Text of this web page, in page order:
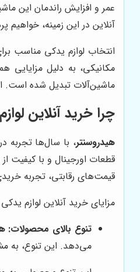
عمر و افزایش راندمان این
آنلاین در این زمینه، خواهیم
انتخاب لوازم یدکی مناسب
مکانیکی، به دلیل
ماشین‌آلات تبدیل شده است.
چرا خرید آنلاین
هیدروسنتر، با سال‌ها تجربه
قطعات اورجینال و با کیفیت
قیمت‌های رقابتی، تجربه
مزایای خرید آنلاین لوازم
تنوع بالای محصولات:
می‌دهد. این تنوع، به